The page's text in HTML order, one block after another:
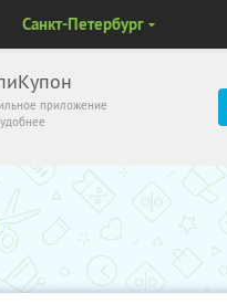
приложение
Санкт-Петербург